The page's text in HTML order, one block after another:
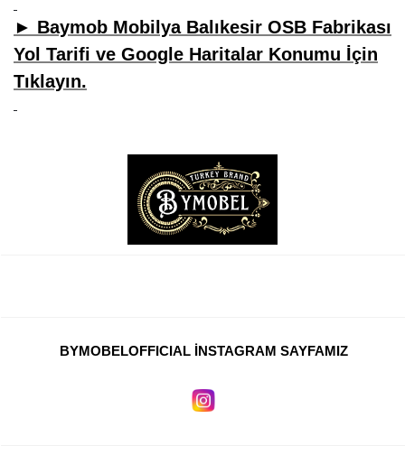
► Baymob Mobilya Balıkesir OSB Fabrikası
Yol Tarifi ve Google Haritalar Konumu İçin
Tıklayın.
BYMOBELOFFICIAL İNSTAGRAM SAYFAMIZ